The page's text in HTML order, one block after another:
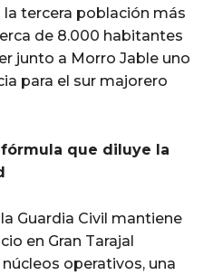
tercera población más
de 8.000 habitantes
junto a Morro Jable uno
para el sur majorero
que diluye la
Guardia Civil mantiene
en Gran Tarajal
operativos, una